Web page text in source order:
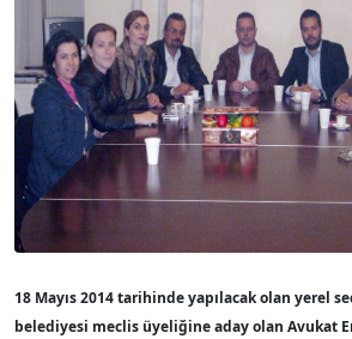
18 Mayıs 2014 tarihinde yapılacak olan yerel
belediyesi meclis üyeliğine aday olan Avukat